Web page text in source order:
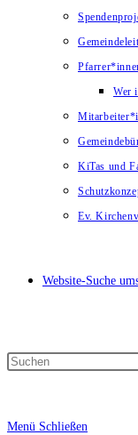
Wer
KiTas und
Ev.
Website-Suche
Menü Schließen